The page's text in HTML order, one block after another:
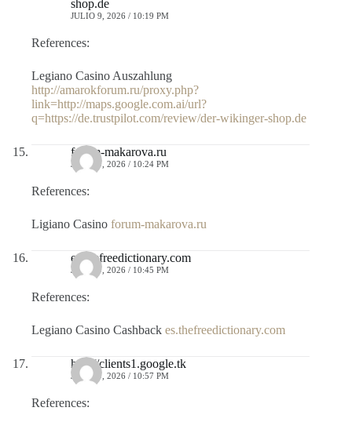
shop.de
JULIO 9, 2026 / 10:19 PM
References:
Legiano Casino Auszahlung
http://amarokforum.ru/proxy.php?
link=http://maps.google.com.ai/url?
q=https://de.trustpilot.com/review/der-wikinger-shop.de
forum-makarova.ru
JULIO 9, 2026 / 10:24 PM
References:
Ligiano Casino forum-makarova.ru
es.thefreedictionary.com
JULIO 9, 2026 / 10:45 PM
References:
Legiano Casino Cashback es.thefreedictionary.com
http://clients1.google.tk
JULIO 9, 2026 / 10:57 PM
References: